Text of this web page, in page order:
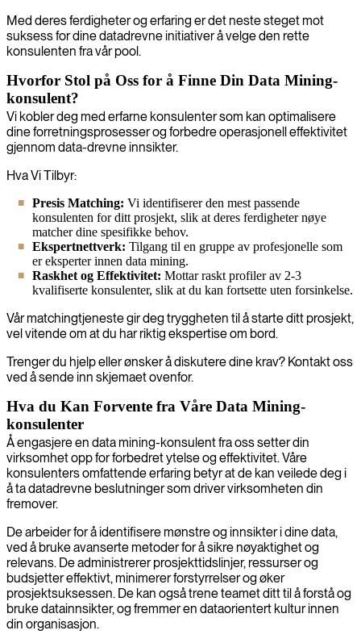
Med deres ferdigheter og erfaring er det neste steget mot
suksess for dine datadrevne initiativer å velge den rette
konsulenten fra vår pool.
Hvorfor Stol på Oss for å Finne Din Data Mining-
konsulent?
Vi kobler deg med erfarne konsulenter som kan optimalisere
dine forretningsprosesser og forbedre operasjonell effektivitet
gjennom data-drevne innsikter.
Hva Vi Tilbyr:
Presis Matching: Vi identifiserer den mest passende
konsulenten for ditt prosjekt, slik at deres ferdigheter nøye
matcher dine spesifikke behov.
Ekspertnettverk: Tilgang til en gruppe av profesjonelle som
er eksperter innen data mining.
Raskhet og Effektivitet: Mottar raskt profiler av 2-3
kvalifiserte konsulenter, slik at du kan fortsette uten forsinkelse.
Vår matchingtjeneste gir deg tryggheten til å starte ditt prosjekt,
vel vitende om at du har riktig ekspertise om bord.
Trenger du hjelp eller ønsker å diskutere dine krav? Kontakt oss
ved å sende inn skjemaet ovenfor.
Hva du Kan Forvente fra Våre Data Mining-
konsulenter
Å engasjere en data mining-konsulent fra oss setter din
virksomhet opp for forbedret ytelse og effektivitet. Våre
konsulenters omfattende erfaring betyr at de kan veilede deg i
å ta datadrevne beslutninger som driver virksomheten din
fremover.
De arbeider for å identifisere mønstre og innsikter i dine data,
ved å bruke avanserte metoder for å sikre nøyaktighet og
relevans. De administrerer prosjekttidslinjer, ressurser og
budsjetter effektivt, minimerer forstyrrelser og øker
prosjektsuksessen. De kan også trene teamet ditt til å forstå og
bruke datainnsikter, og fremmer en dataorientert kultur innen
din organisasjon.